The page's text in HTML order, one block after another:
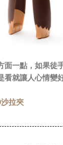
面一點，如果徒
看就讓人心情變
沙拉夾